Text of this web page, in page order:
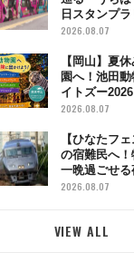
日スタンプ
ハイランド限
2026.08.07
【岡山】夏
園へ！池田
イトズー
が彩る特別な
2026.08.07
【ひなたフ
の宿難民へ
一晩過ごせ
ベント「スワ
2026.08.07
VIEW ALL